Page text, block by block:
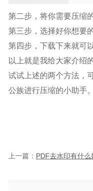
第二步，将你需要压缩
第三步，选择好你想要
第四步，下载下来就可
以上就是我给大家介绍
试试上述的两个方法，
公族进行压缩的小助手。
上一篇：